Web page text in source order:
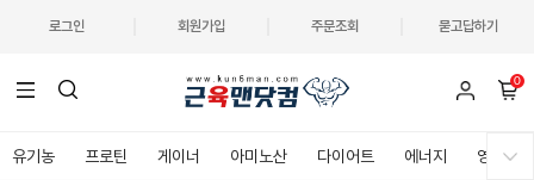
로그인 회원가입 주문조회 묻고답하기
0
유기농 프로틴 게이너 아미노산 다이어트 에너지 영양제